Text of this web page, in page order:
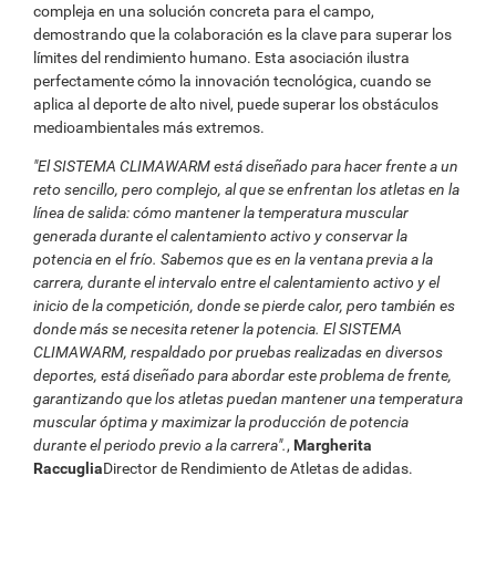
compleja en una solución concreta para el campo,
demostrando que la colaboración es la clave para superar los
límites del rendimiento humano. Esta asociación ilustra
perfectamente cómo la innovación tecnológica, cuando se
aplica al deporte de alto nivel, puede superar los obstáculos
medioambientales más extremos.
"El SISTEMA CLIMAWARM está diseñado para hacer frente a un
reto sencillo, pero complejo, al que se enfrentan los atletas en la
línea de salida: cómo mantener la temperatura muscular
generada durante el calentamiento activo y conservar la
potencia en el frío. Sabemos que es en la ventana previa a la
carrera, durante el intervalo entre el calentamiento activo y el
inicio de la competición, donde se pierde calor, pero también es
donde más se necesita retener la potencia. El SISTEMA
CLIMAWARM, respaldado por pruebas realizadas en diversos
deportes, está diseñado para abordar este problema de frente,
garantizando que los atletas puedan mantener una temperatura
muscular óptima y maximizar la producción de potencia
durante el periodo previo a la carrera"., Margherita
RaccugliaDirector de Rendimiento de Atletas de adidas.